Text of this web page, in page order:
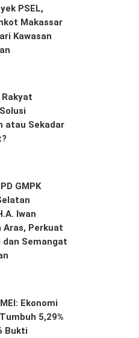
PSEL,
Makassar
Kawasan
atau Sekadar
GMPK
Iwan
Aras, Perkuat
dan Semangat
Ekonomi
5,29%
Bukti